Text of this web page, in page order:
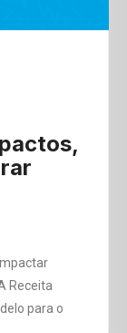
Receita
para o